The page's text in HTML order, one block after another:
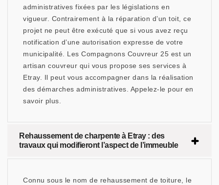
administratives fixées par les législations en
vigueur. Contrairement à la réparation d’un toit, ce
projet ne peut être exécuté que si vous avez reçu
notification d’une autorisation expresse de votre
municipalité. Les Compagnons Couvreur 25 est un
artisan couvreur qui vous propose ses services à
Etray. Il peut vous accompagner dans la réalisation
des démarches administratives. Appelez-le pour en
savoir plus.
Rehaussement de charpente à Etray : des
travaux qui modifieront l’aspect de l’immeuble
Connu sous le nom de rehaussement de toiture, le